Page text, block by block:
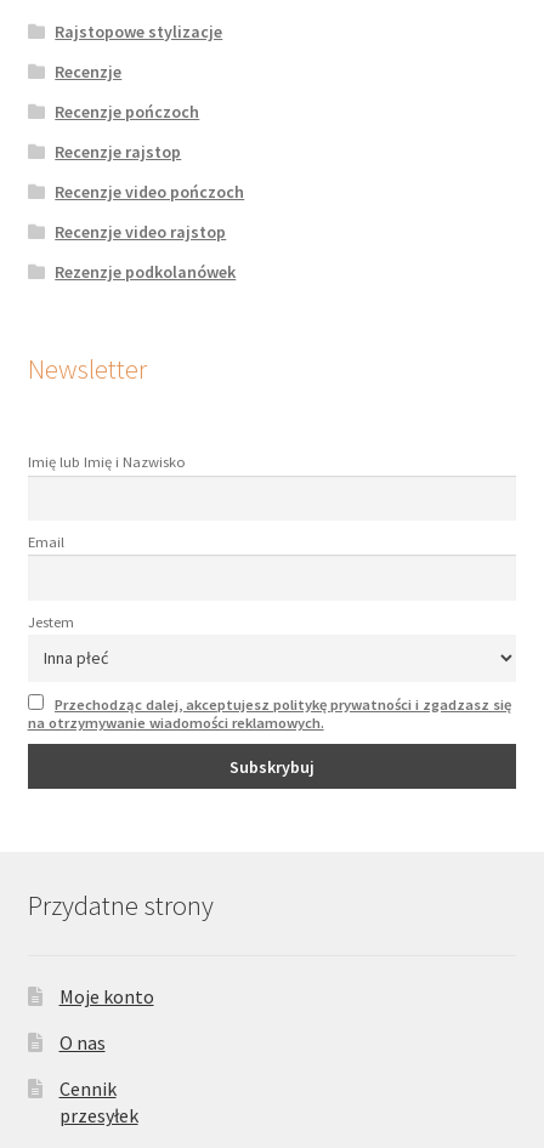
Rajstopowe stylizacje
Recenzje
Recenzje pończoch
Recenzje rajstop
Recenzje video pończoch
Recenzje video rajstop
Rezenzje podkolanówek
Newsletter
Imię lub Imię i Nazwisko
Email
Jestem
Przechodząc dalej, akceptujesz politykę prywatności i zgadzasz się
na otrzymywanie wiadomości reklamowych.
Przydatne strony
Moje konto
O nas
Cennik
przesyłek